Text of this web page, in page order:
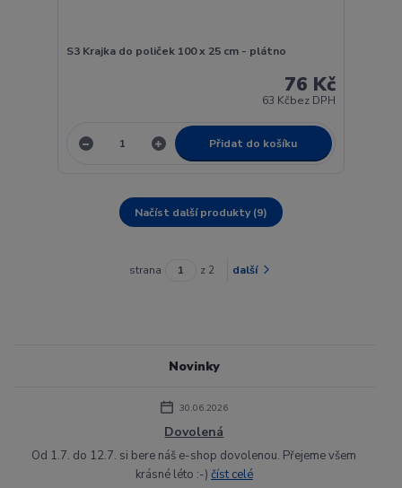
S3 Krajka do poliček 100 x 25 cm - plátno
76 Kč
63 Kčbez DPH
Přidat do košíku
Načíst další produkty (9)
strana z 2 další
Novinky
30.06.2026
Dovolená
Od 1.7. do 12.7. si bere náš e-shop dovolenou. Přejeme všem
krásné léto :-) číst celé